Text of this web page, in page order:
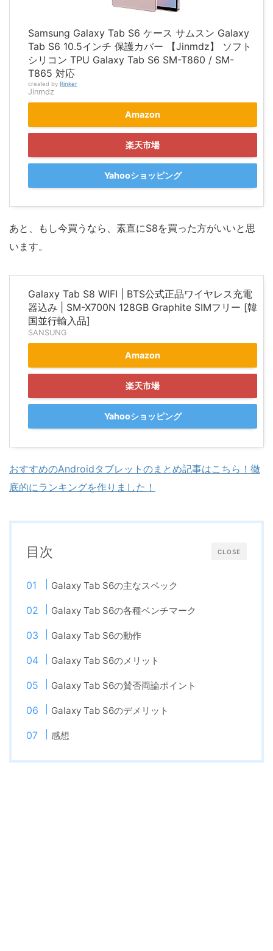
Samsung Galaxy Tab S6 ケース サムスン Galaxy
Tab S6 10.5インチ 保護カバー 【Jinmdz】 ソフト
シリコン TPU Galaxy Tab S6 SM-T860 / SM-
T865 対応
created by Rinker
Jinmdz
Amazon
楽天市場
Yahooショッピング
あと、もし今買うなら、素直にS8を買った方がいいと思
います。
Galaxy Tab S8 WIFI | BTS公式正品ワイヤレス充電
器込み | SM-X700N 128GB Graphite SIMフリー [韓
国並行輸入品]
SANSUNG
Amazon
楽天市場
Yahooショッピング
おすすめのAndroidタブレットのまとめ記事はこちら！徹
底的にランキングを作りました！
CLOSE
目次
Galaxy Tab S6の主なスペック
Galaxy Tab S6の各種ベンチマーク
Galaxy Tab S6の動作
Galaxy Tab S6のメリット
Galaxy Tab S6の賛否両論ポイント
Galaxy Tab S6のデメリット
感想